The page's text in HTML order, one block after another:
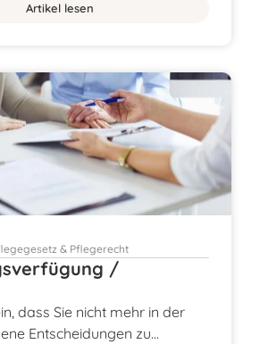
Artikel lesen
& Pflegerecht
/
dass Sie nicht mehr in der
Entscheidungen zu…